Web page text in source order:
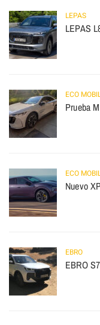
LEPAS
LEPAS
ECO
Prueba
ECO
Nuevo
EBRO
EBRO